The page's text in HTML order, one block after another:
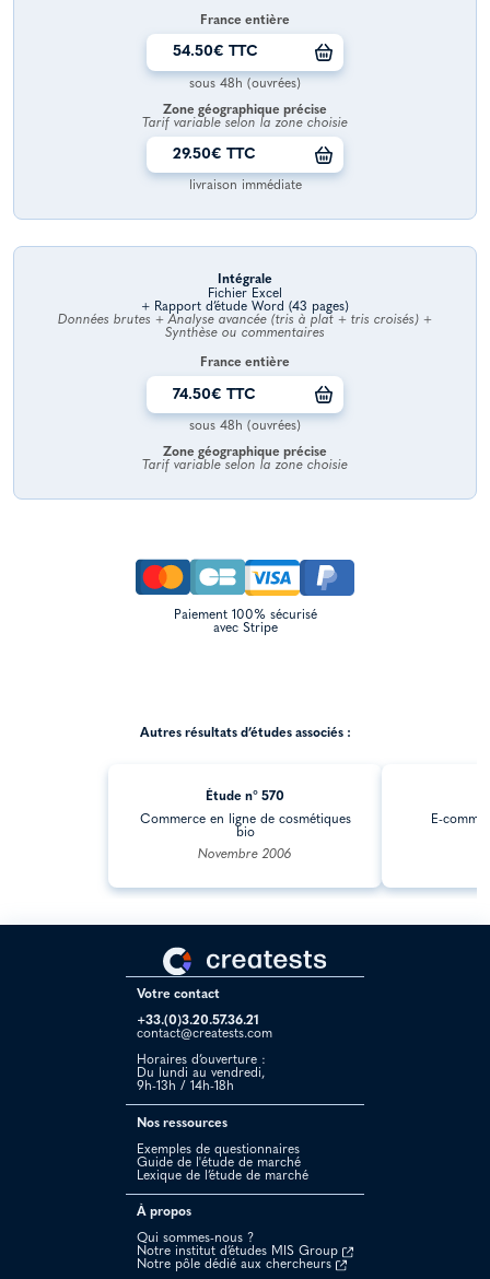
France entière
54.50€ TTC
sous 48h (ouvrées)
Zone géographique précise
Tarif variable selon la zone choisie
29.50€ TTC
livraison immédiate
Intégrale
Fichier Excel
+ Rapport d’étude Word (43 pages)
Données brutes + Analyse avancée (tris à plat + tris croisés) +
Synthèse ou commentaires
France entière
74.50€ TTC
sous 48h (ouvrées)
Zone géographique précise
Tarif variable selon la zone choisie
Paiement 100% sécurisé
avec Stripe
Autres résultats d’études associés :
Étude n° 570
Commerce en ligne de cosmétiques
bio
Novembre 2006
E-
Votre contact
+33.(0)3.20.57.36.21
contact@creatests.com
Horaires d’ouverture :
Du lundi au vendredi,
9h-13h / 14h-18h
Nos ressources
Exemples de questionnaires
Guide de l'étude de marché
Lexique de l’étude de marché
À propos
Qui sommes-nous ?
Notre institut d’études MIS Group
Notre pôle dédié aux chercheurs